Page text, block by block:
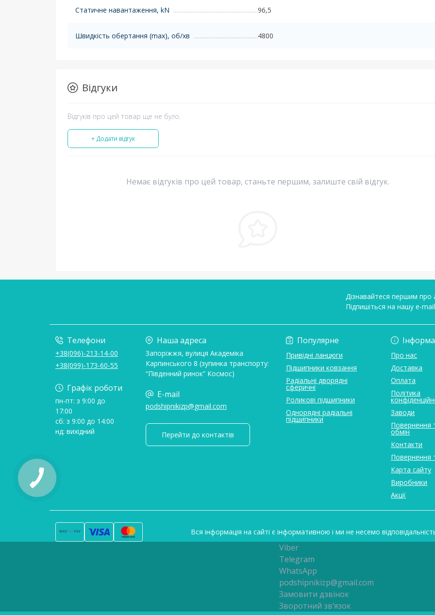
Статичне навантаження, kN 96,5
Швидкість обертання (max), об/хв 4800
Відгуки
Відгуків про цей товар ще не було.
+ Додати відгук
Немає відгуків про цей товар, станьте першим, залиште свій відгук.
Дізнавайтеся першим про
Підпишіться на нашу e-
Телефони
+38(096)-213-14-00
+38(099)-173-60-55
Графік роботи
пн-пт: з 9:00 до
17:00
сб: з 9:00 до 14:00
нд: вихідний
Наша адреса
Запоріжжя, вулиця Академіка
Карпинського 8 (зупинка транспорту:
“Південний ринок” Космос)
E-mail
podshipnikizp@gmail.com
Перейти до контактів
Популярне
Привідні ланцюги
Підшипники ковзання
Радіальні дворядні
сферичні
Роликові підшипники
Однорядні радіальні
підшипники
Про нас
Доставка
Оплата
Політика
Заводи
Повернення
обмін
Контакти
Повернення
Карта сайту
Виробники
Акції
Вся інформація на сайті є інформативною і ми не несемо
Viber
Telegram
WhatsApp
podshipnikizp@gmail.com
Замовити дзвінок
Зворотний зв’язок